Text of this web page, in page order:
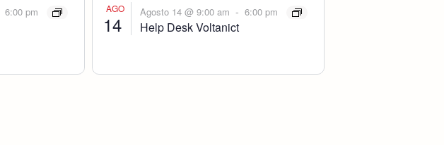
6:00 pm AGO
14
Agosto 14 @ 9:00 am - 6:00 pm
Help Desk Voltanict